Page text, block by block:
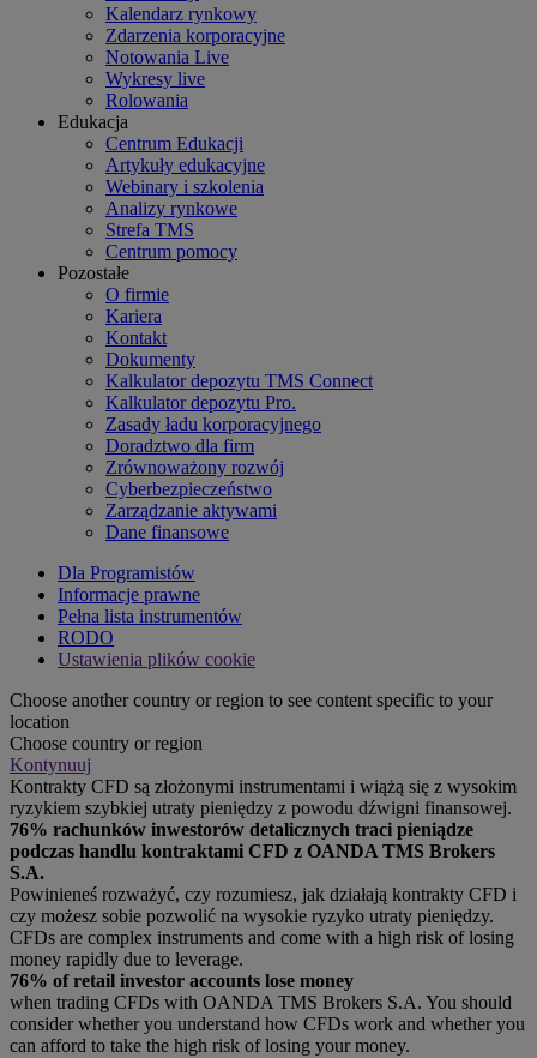
Kalendarz rynkowy
Zdarzenia korporacyjne
Notowania Live
Wykresy live
Rolowania
Edukacja
Centrum Edukacji
Artykuły edukacyjne
Webinary i szkolenia
Analizy rynkowe
Strefa TMS
Centrum pomocy
Pozostałe
O firmie
Kariera
Kontakt
Dokumenty
Kalkulator depozytu TMS Connect
Kalkulator depozytu Pro.
Zasady ładu korporacyjnego
Doradztwo dla firm
Zrównoważony rozwój
Cyberbezpieczeństwo
Zarządzanie aktywami
Dane finansowe
Dla Programistów
Informacje prawne
Pełna lista instrumentów
RODO
Ustawienia plików cookie
Choose another country or region to see content specific to your
location
Choose country or region
Kontynuuj
Kontrakty CFD są złożonymi instrumentami i wiążą się z wysokim
ryzykiem szybkiej utraty pieniędzy z powodu dźwigni finansowej.
76% rachunków inwestorów detalicznych traci pieniądze
podczas handlu kontraktami CFD z OANDA TMS Brokers
S.A.
Powinieneś rozważyć, czy rozumiesz, jak działają kontrakty CFD i
czy możesz sobie pozwolić na wysokie ryzyko utraty pieniędzy.
CFDs are complex instruments and come with a high risk of losing
money rapidly due to leverage.
76% of retail investor accounts lose money
when trading CFDs with OANDA TMS Brokers S.A. You should
consider whether you understand how CFDs work and whether you
can afford to take the high risk of losing your money.